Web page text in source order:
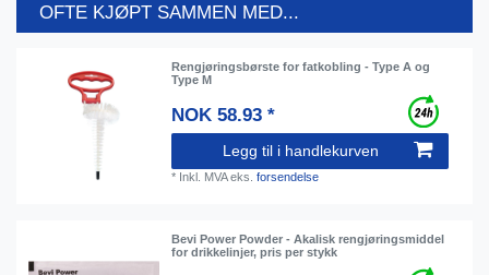
OFTE KJØPT SAMMEN MED...
Rengjøringsbørste for fatkobling - Type A og
Type M
NOK 58.93 *
Legg til i handlekurven
* Inkl. MVAeks.forsendelse
Bevi Power Powder - Akalisk rengjøringsmiddel
for drikkelinjer, pris per stykk